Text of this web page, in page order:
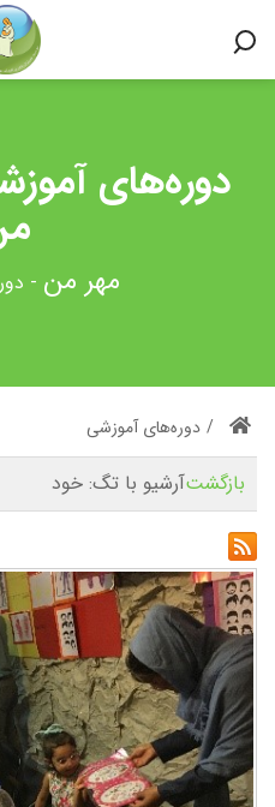
دوره‌های
-
/ دوره‌های آموزشی
آرشیو با تگ: خود بازگشت